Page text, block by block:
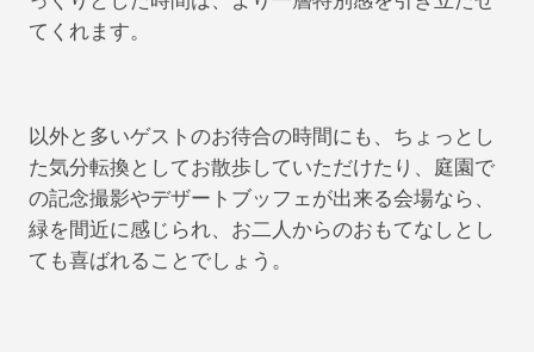
てくれます。
以外と多いゲストのお待合の時間にも、ちょっとし
た気分転換としてお散歩していただけたり、庭園で
の記念撮影やデザートブッフェが出来る会場なら、
緑を間近に感じられ、お二人からのおもてなしとし
ても喜ばれることでしょう。